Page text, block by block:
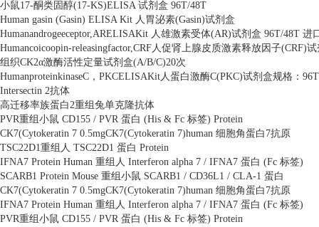
小鼠17-酮类固醇(17-KS)ELISA 试剂盒 96T/48T
Human gasin (Gasin) ELISA Kit 人胃泌素(Gasin)试剂盒
Humanandrogeeceptor,ARELISAKit 人雄激素受体(AR)试剂盒 96T/48T 进
Humancoicoopin-releasingfactor,CRF人促肾上腺皮质激素释放因子(CRF)试
组织CK2α激酶活性定量试剂盒(A/B/C)20次
HumanproteinkinaseC ， PKCELISAKit人蛋白激酶C(PKC)试剂盒规格：
Intersectin 2抗体
高迁移率族蛋白2重组兔单克隆抗体
PVR重组小鼠 CD155 / PVR 蛋白 (His & Fc 标签) Protein
CK7(Cytokeratin 7 0.5mgCK7(Cytokeratin 7)human 细胞角蛋白 7抗原
TSC22D1重组人 TSC22D1 蛋白 Protein
IFNA7 Protein Human 重组人 Interferon alpha 7 / IFNA7 蛋白 (Fc 标签)
SCARB1 Protein Mouse 重组小鼠 SCARB1 / CD36L1 / CLA-1 蛋白
CK7(Cytokeratin 7 0.5mgCK7(Cytokeratin 7)human 细胞角蛋白 7抗原
IFNA7 Protein Human 重组人 Interferon alpha 7 / IFNA7 蛋白 (Fc 标签)
PVR重组小鼠 CD155 / PVR 蛋白 (His & Fc 标签) Protein